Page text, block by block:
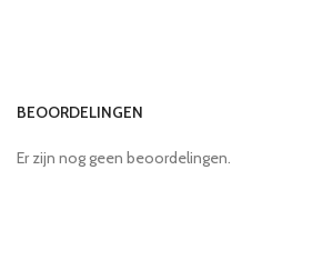
BEOORDELINGEN
Er zijn nog geen beoordelingen.